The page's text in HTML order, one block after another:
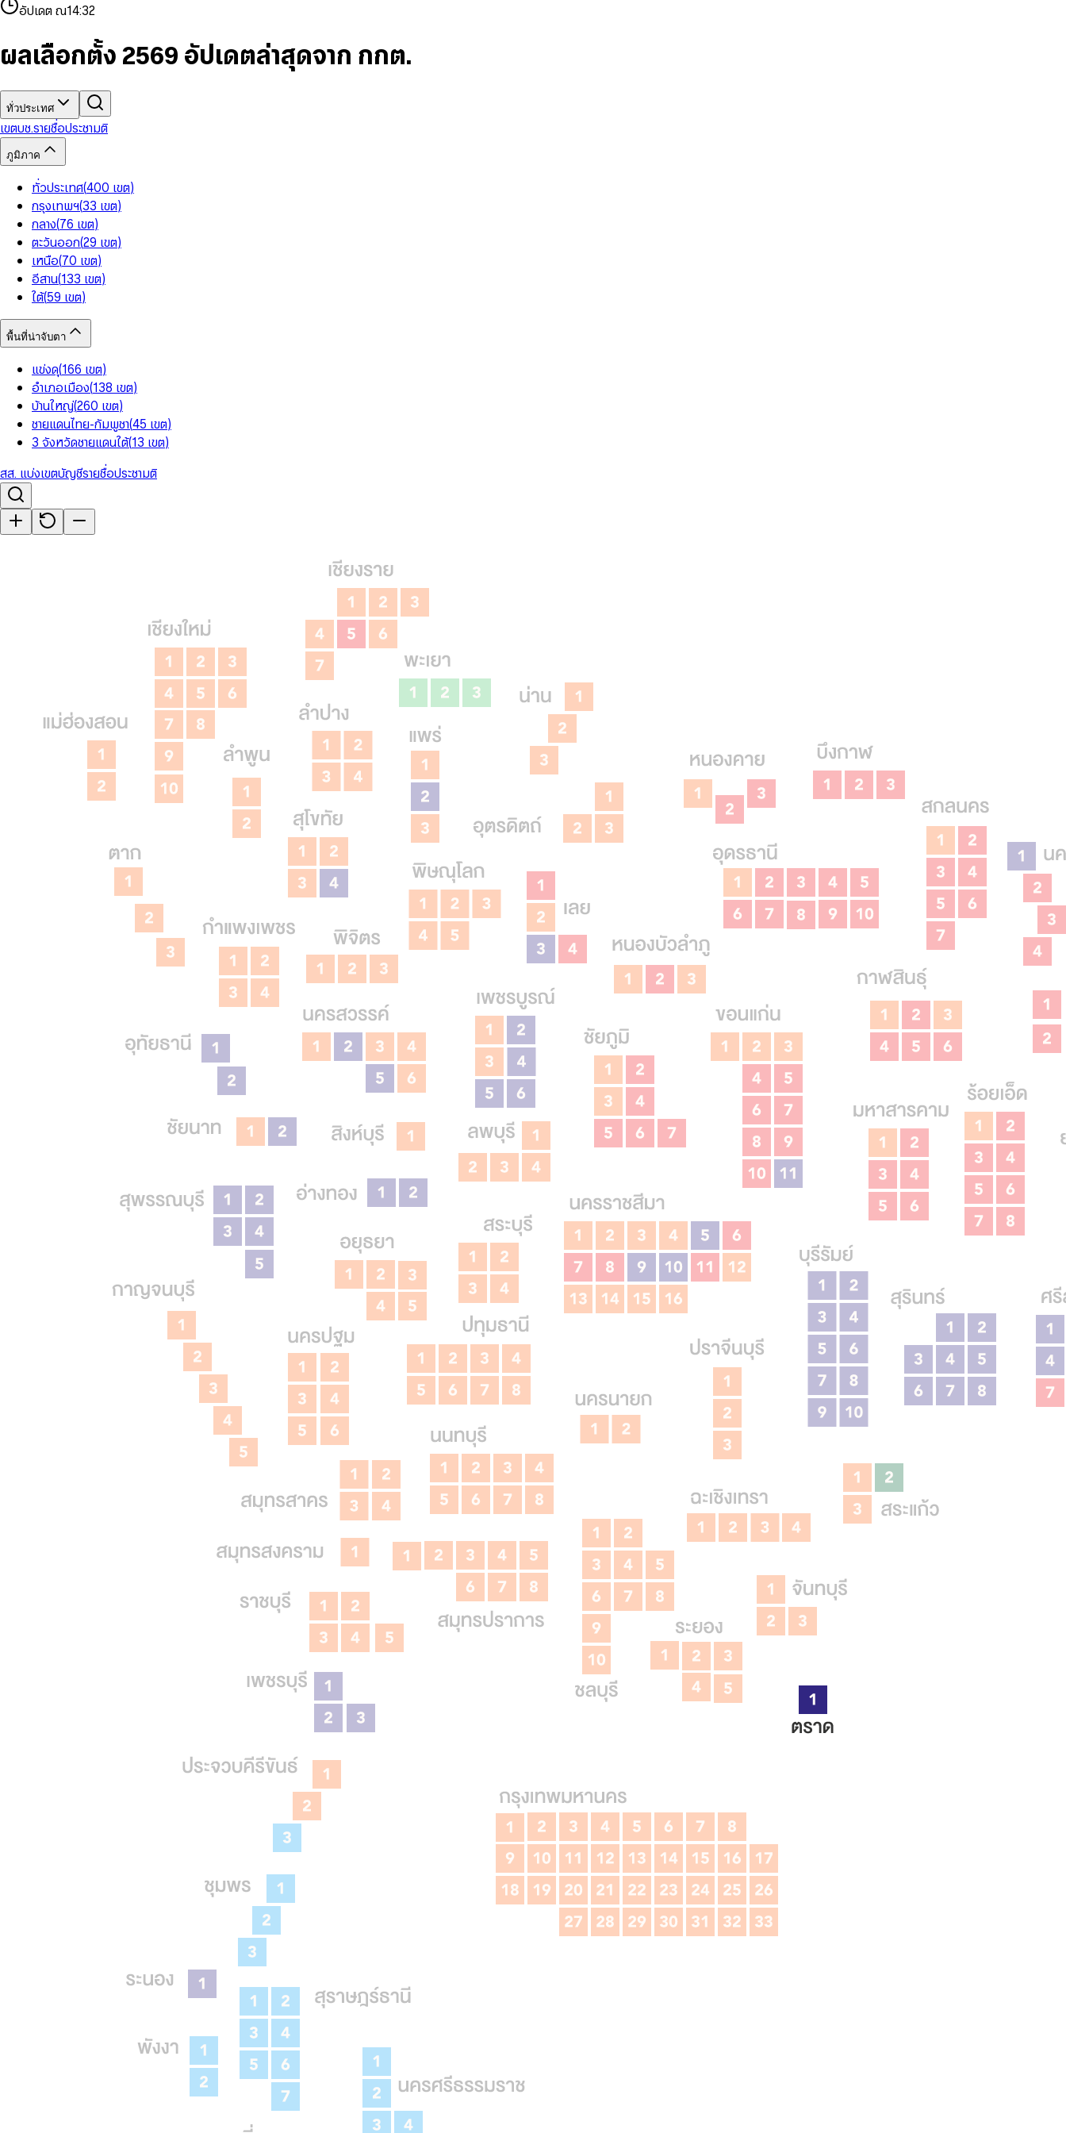
9 9
5
7
8
993
5
6
8
9
84
6
7
9
3
5
6
8
9
7
9
อัปเดต ณ14:32
ผลเลือกตั้ง 2569 อัปเดตล่าสุดจาก กกต.
ทั่วประเทศ
เขตบช.รายชื่อประชามติ
ภูมิภาค
ทั่วประเทศ(400 เขต)
กรุงเทพฯ(33 เขต)
กลาง(76 เขต)
ตะวันออก(29 เขต)
เหนือ(70 เขต)
อีสาน(133 เขต)
ใต้(59 เขต)
พื้นที่น่าจับตา
แข่งดุ(166 เขต)
อำเภอเมือง(138 เขต)
บ้านใหญ่(260 เขต)
ชายแดนไทย-กัมพูชา(45 เขต)
3 จังหวัดชายแดนใต้(13 เขต)
สส. แบ่งเขตบัญชีรายชื่อประชามติ